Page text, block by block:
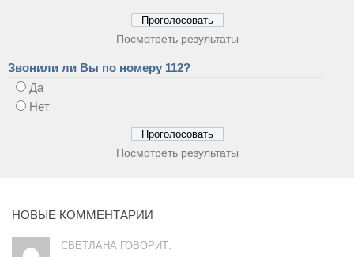
Посмотреть результаты
Звонили ли Вы по номеру 112?
Да
Нет
Посмотреть результаты
НОВЫЕ КОММЕНТАРИИ
СВЕТЛАНА ГОВОРИТ: